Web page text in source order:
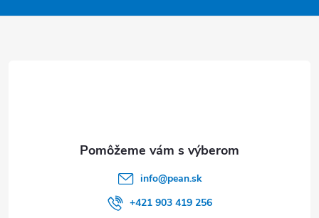
info@pean.sk
+421 903 419 256